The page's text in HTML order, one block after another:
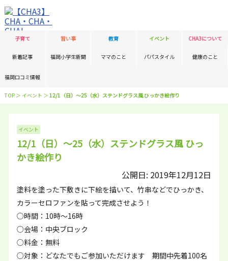
子育て 習い事 教育 イベント CHA3について
新着記事 福岡小学生新聞 ママのこと パパスタイル 健康のこと
福岡口コミ情報
TOP＞ イベント ＞ 12/1（日）〜25（水）ステンドグラス風 ひっかき絵作り
イベント
12/1（日）〜25（水）ステンドグラス風 ひっ
かき絵作り
公開日: 2019年12月12日
塗料を塗った下敷きに下絵を描いて、竹串などでひっかき、
カラーセロファンを貼って完成させよう！
○時間：10時～16時
○会場：中央ブロック
○料金：無料
○対象：どなたでもご参加いただけます 期間中先着100名